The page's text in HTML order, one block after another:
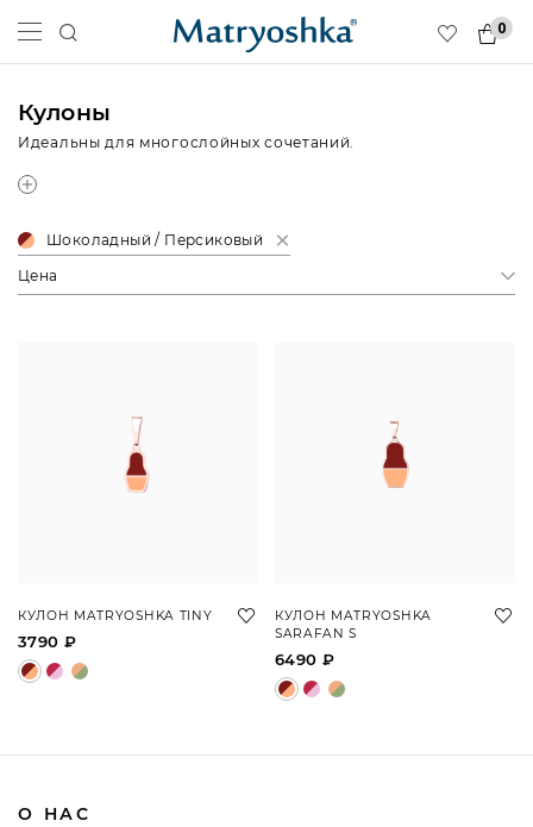
0
Кулоны
Идеальны для многослойных сочетаний.
Шоколадный / Персиковый
Цена
КУЛОН MATRYOSHKA TINY
3790 ₽
КУЛОН MATRYOSHKA
SARAFAN S
6490 ₽
О НАС